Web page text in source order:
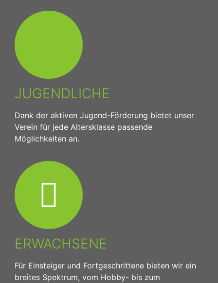
JUGENDLICHE
Dank der aktiven Jugend-Förderung bietet unser
Verein für jede Altersklasse passende
Möglichkeiten an.
ERWACHSENE
Für Einsteiger und Fortgeschrittene bieten wir ein
breites Spektrum, vom Hobby- bis zum